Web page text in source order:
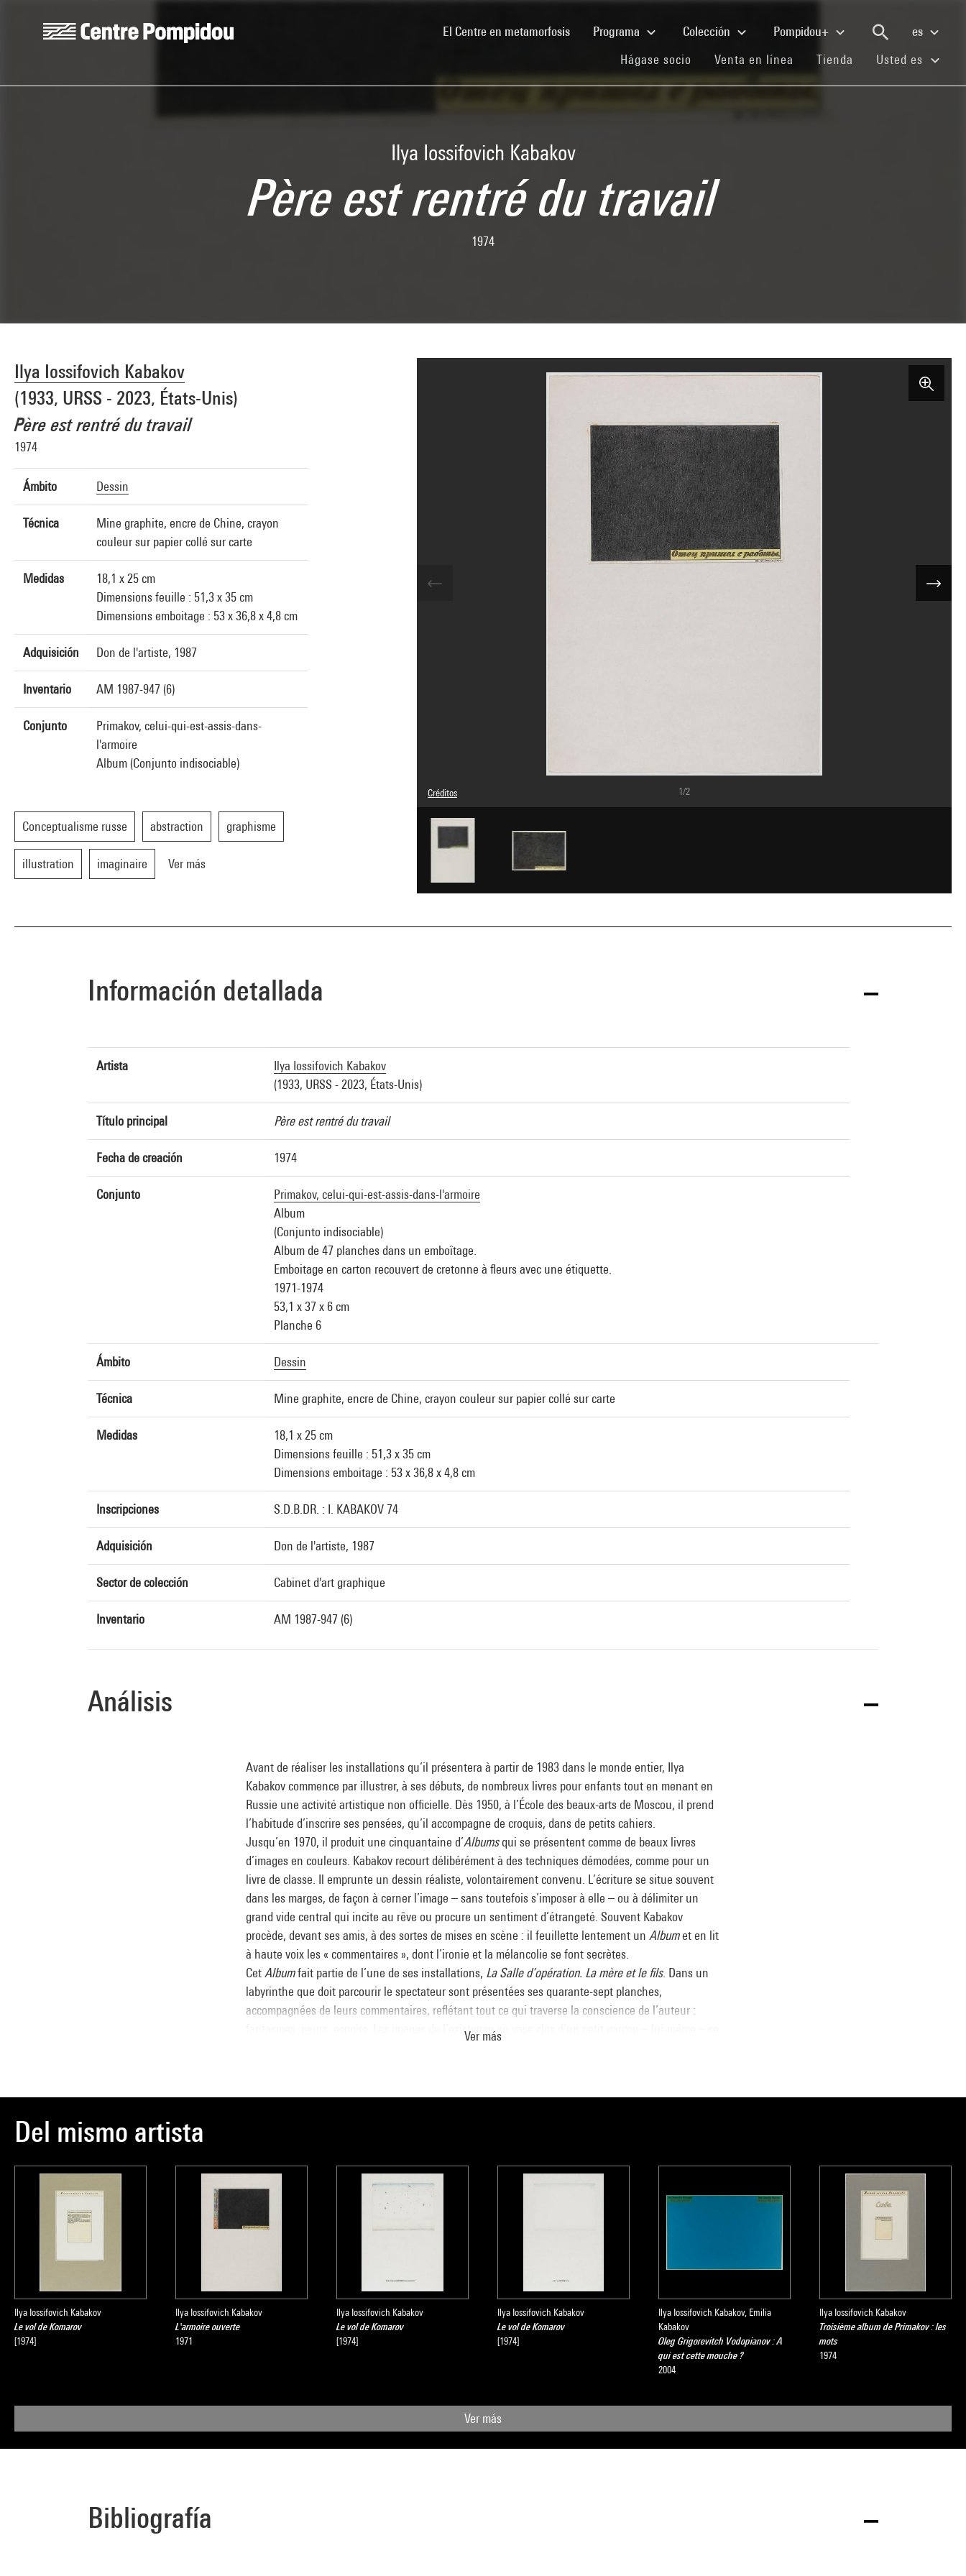
El Centre en metamorfosis(current)Programa Colección Pompidou+
es
Hágase socio (current)
Venta en línea (current)
Tienda (current)
Usted es
Ilya Iossifovich Kabakov
Père est rentré du travail
1974
Ilya Iossifovich Kabakov
(1933, URSS - 2023, États-Unis)
Père est rentré du travail
1974
Ámbito Dessin
Técnica
Mine graphite, encre de Chine, crayon
couleur sur papier collé sur carte
Medidas
18,1 x 25 cm
Dimensions feuille : 51,3 x 35 cm
Dimensions emboitage : 53 x 36,8 x 4,8 cm
Adquisición Don de l'artiste, 1987
Inventario AM 1987-947 (6)
Conjunto
Primakov, celui-qui-est-assis-dans-
l'armoire
Album (Conjunto indisociable)
Conceptualisme russe abstraction graphisme
illustration imaginaire Ver más
Créditos
© Adagp, Paris
Créditos fotográficos : Centre Pompidou, MNAM-CCI/Philippe Migeat/Dist. GrandPalaisRmn
Referencia de la imagen : 4N88917
Difusión de la imagen :
1/2
Información detallada
Artista
Ilya Iossifovich Kabakov
(1933, URSS - 2023, États-Unis)
Título principal Père est rentré du travail
Fecha de creación 1974
Conjunto
Primakov, celui-qui-est-assis-dans-l'armoire
Album
(Conjunto indisociable)
Album de 47 planches dans un emboîtage.
Emboitage en carton recouvert de cretonne à fleurs avec une étiquette.
1971-1974
53,1 x 37 x 6 cm
Planche 6
Ámbito Dessin
Técnica Mine graphite, encre de Chine, crayon couleur sur papier collé sur carte
Medidas
18,1 x 25 cm
Dimensions feuille : 51,3 x 35 cm
Dimensions emboitage : 53 x 36,8 x 4,8 cm
Inscripciones S.D.B.DR. : I. KABAKOV 74
Adquisición Don de l'artiste, 1987
Sector de colección Cabinet d'art graphique
Inventario AM 1987-947 (6)
Análisis
Avant de réaliser les installations qu’il présentera à partir de 1983 dans le monde entier, Ilya
Kabakov commence par illustrer, à ses débuts, de nombreux livres pour enfants tout en menant en
Russie une activité artistique non officielle. Dès 1950, à l’École des beaux-arts de Moscou, il prend
l’habitude d’inscrire ses pensées, qu’il accompagne de croquis, dans de petits cahiers.
Jusqu’en 1970, il produit une cinquantaine d’Albumsqui se présentent comme de beaux livres
d’images en couleurs. Kabakov recourt délibérément à des techniques démodées, comme pour un
livre de classe. Il emprunte un dessin réaliste, volontairement convenu. L’écriture se situe souvent
dans les marges, de façon à cerner l’image – sans toutefois s’imposer à elle – ou à délimiter un
grand vide central qui incite au rêve ou procure un sentiment d’étrangeté. Souvent Kabakov
procède, devant ses amis, à des sortes de mises en scène : il feuillette lentement un Albumet en lit
à haute voix les « commentaires », dont l’ironie et la mélancolie se font secrètes.
Cet Albumfait partie de l’une de ses installations, La Salle d’opération. La mère et le fils. Dans un
labyrinthe que doit parcourir le spectateur sont présentées ses quarante-sept planches,
accompagnées de leurs commentaires, reflétant tout ce qui traverse la conscience de l’auteur :
fantasmes, peurs, espoirs. Les images de l’existence en vase clos d’un petit garçon – lui-même – se
l’échappée au monde (l’enfant envolé de sa noire armoire pour atteindre la blancheur du vide
spatial et intérieur) – que l’on retrouve dans deux peintures
(1977 et 1983) ainsi que dans les
L’Homme qui s’est envolé dans son tableau
depuis son appartement
(1985, MNAM), exposées pour la première fois en 1988 – et celui de la
Nadine Pouillon
Collection art graphique - La collection du Centre Pompidou, Musée national
Ver más
Del mismo artista
Ilya Iossifovich Kabakov
Le vol de Komarov
[1974]
Ilya Iossifovich Kabakov
L'armoire ouverte
1971
Ilya Iossifovich Kabakov
Le vol de Komarov
[1974]
Ilya Iossifovich Kabakov
Le vol de Komarov
[1974]
Ilya Iossifovich Kabakov, Emilia
Kabakov
Oleg Grigorevitch Vodopianov : A
qui est cette mouche ?
2004
Ilya Iossifovich Kabakov
Troisième album de Primakov : les
mots
1974
Ver más
Bibliografía